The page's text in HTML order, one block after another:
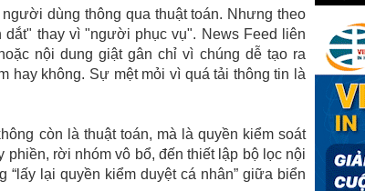
dùng thông qua thuật toán. Nhưng theo
thay vì "người phục vụ". News Feed liên
nội dung giật gân chỉ vì chúng dễ tạo ra
hay không. Sự mệt mỏi vì quá tải thông tin là
còn là thuật toán, mà là quyền kiểm soát
rời nhóm vô bổ, đến thiết lập bộ lọc nội
lại quyền kiểm duyệt cá nhân” giữa biển